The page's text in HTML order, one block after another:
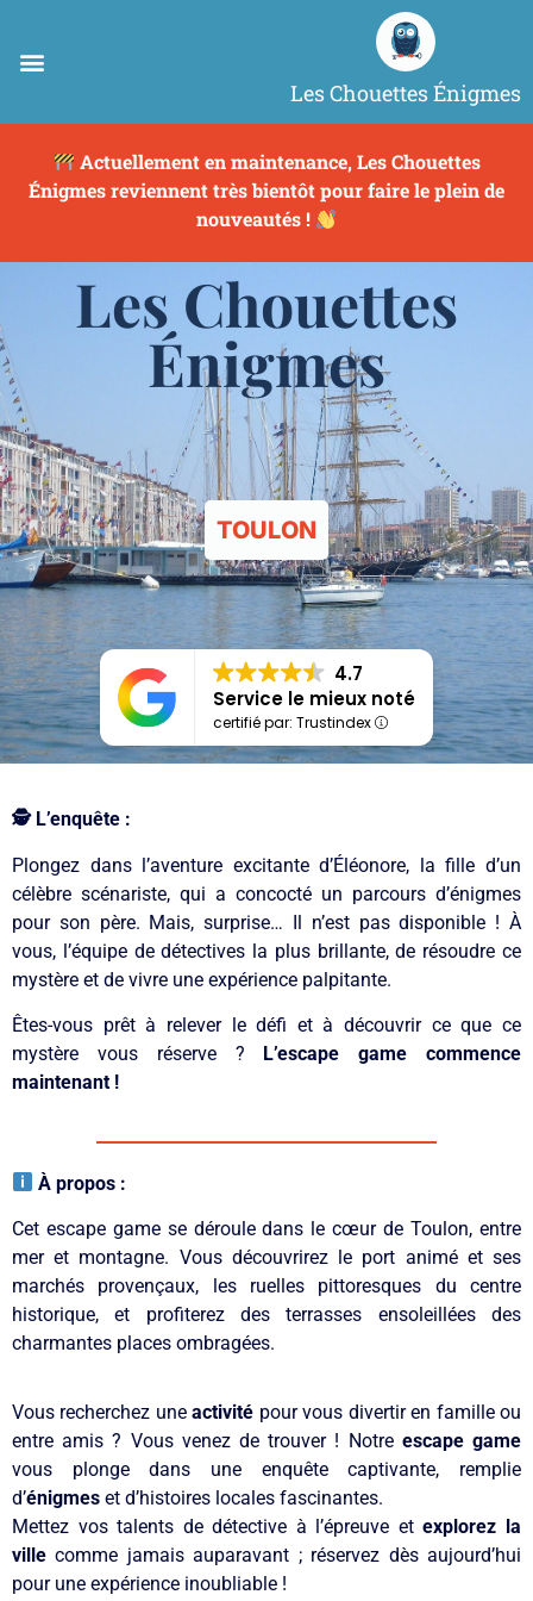
Les Chouettes Énigmes
Actuellement en maintenance, Les Chouettes
Énigmes reviennent très bientôt pour faire le plein de
nouveautés !
Les Chouettes
Énigmes
TOULON
4.7
Service le mieux noté
certifié par: Trustindex
🕵️ L’enquête :
Plongez dans l’aventure excitante d’Éléonore, la fille d’un
célèbre scénariste, qui a concocté un parcours d’énigmes
pour son père. Mais, surprise… Il n’est pas disponible ! À
vous, l’équipe de détectives la plus brillante, de résoudre ce
mystère et de vivre une expérience palpitante.
Êtes-vous prêt à relever le défi et à découvrir ce que ce
mystère vous réserve ?
L’escape game commence
maintenant !
À propos :
Cet escape game se déroule dans le cœur de Toulon, entre
mer et montagne. Vous découvrirez le port animé et ses
marchés provençaux, les ruelles pittoresques du centre
historique, et profiterez des terrasses ensoleillées des
charmantes places ombragées.
Vous recherchez uneactivité pour vous divertir en famille ou
entre amis ? Vous venez de trouver ! Notre escape game
vous plonge dans une enquête captivante, remplie
d’énigmes et d’histoires locales fascinantes.
Mettez vos talents de détective à l’épreuve etexplorez la
ville comme jamais auparavant ; réservez dès aujourd’hui
pour une expérience inoubliable !